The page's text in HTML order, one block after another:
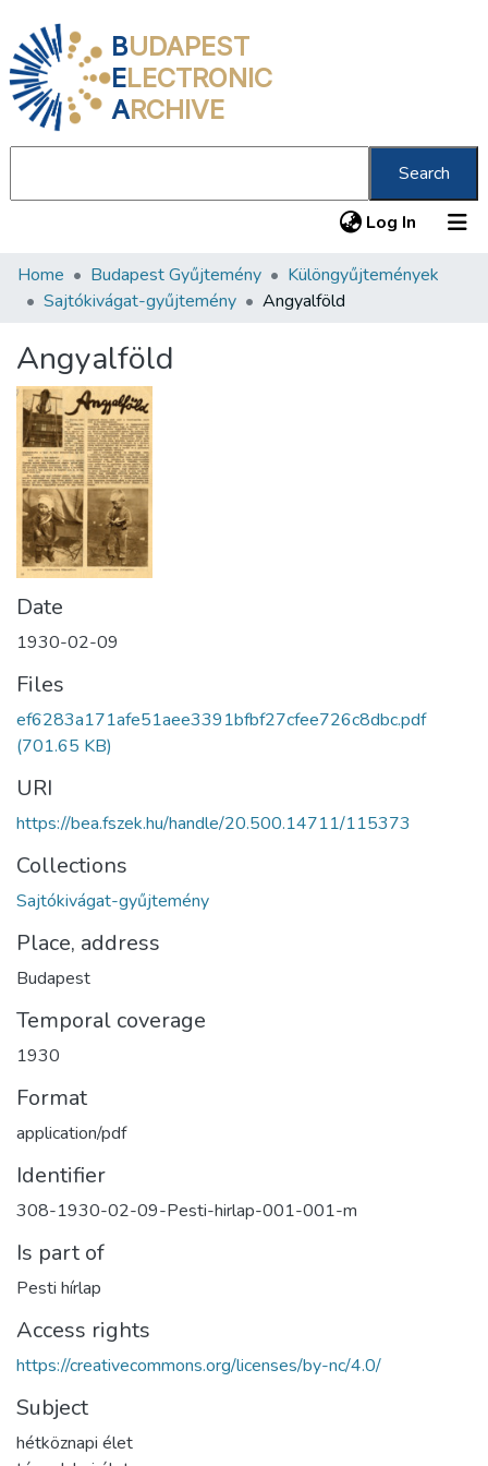
BUDAPEST
ELECTRONIC
ARCHIVE
Search
Log In (current)
Communities & Collections
Statistics
About us
Home Budapest Gyűjtemény
Különgyűjtemények
Sajtókivágat-gyűjtemény
Angyalföld
Angyalföld
Date
1930-02-09
Files
ef6283a171afe51aee3391bfbf27cfee726c8dbc.pdf
(701.65 KB)
URI
https://bea.fszek.hu/handle/20.500.14711/115373
Collections
Sajtókivágat-gyűjtemény
Place, address
Budapest
Temporal coverage
1930
Format
application/pdf
Identifier
308-1930-02-09-Pesti-hirlap-001-001-m
Is part of
Pesti hírlap
Access rights
https://creativecommons.org/licenses/by-nc/4.0/
Subject
hétköznapi élet